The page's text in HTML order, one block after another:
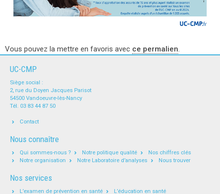
Vous pouvez la mettre en favoris avec ce permalien.
UC-CMP
Siège social :
2, rue du Doyen Jacques Parisot
54500 Vandoeuvre-lès-Nancy
Tél. 03 83 44 87 50
Contact
Nous connaître
Qui sommes-nous ? Notre politique qualité
Nos chiffres clés
Notre organisation
Notre Laboratoire d’analyses Nous trouver
Nos services
L’examen de prévention en santé L’éducation en santé